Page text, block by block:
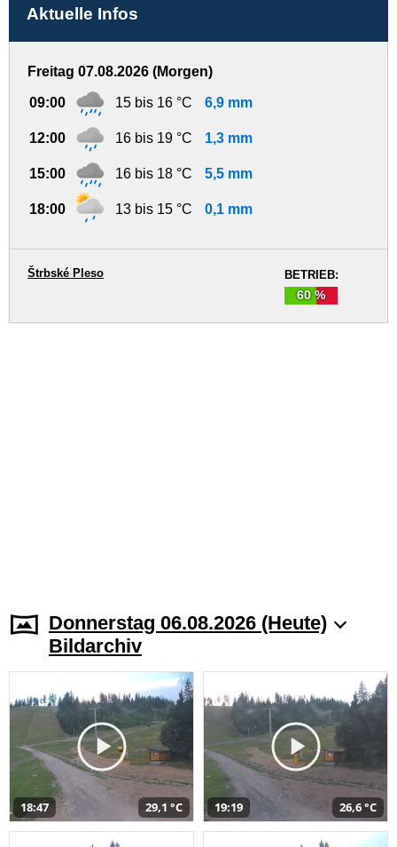
Aktuelle Infos
Freitag 07.08.2026 (Morgen)
09:00 15 bis 16 °C 6,9 mm
12:00 16 bis 19 °C 1,3 mm
15:00 16 bis 18 °C 5,5 mm
18:00 13 bis 15 °C 0,1 mm
BETRIEB:
60 %
Štrbské Pleso
Donnerstag 06.08.2026 (Heute)
Bildarchiv
18:47 29,1 °C 19:19 26,6 °C